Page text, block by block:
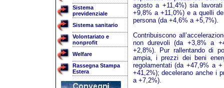
Sistema
previdenziale
Sistema sanitario
Volontariato e
nonprofit
Welfare
Rassegna Stampa
Estera
agosto a +11,4%) sia
+9,8% a +11,0%) e a quelli
persona (da +4,6% a +5,7%).
Contribuiscono
non durevoli (da +3,8% a
+2,8%). Pur rallentando di
ampia, i prezzi dei beni
regolamentati (da +47,9% a
+41,2%); decelerano anche i
a +7,2%).